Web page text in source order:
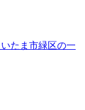
たま市緑区の一